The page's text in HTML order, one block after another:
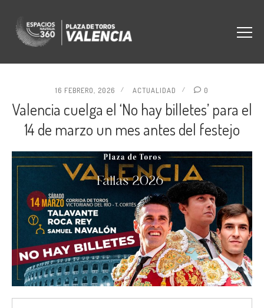
16 FEBRERO, 2026 ACTUALIDAD 0
Valencia cuelga el ‘No hay billetes’ para el
14 de marzo un mes antes del festejo